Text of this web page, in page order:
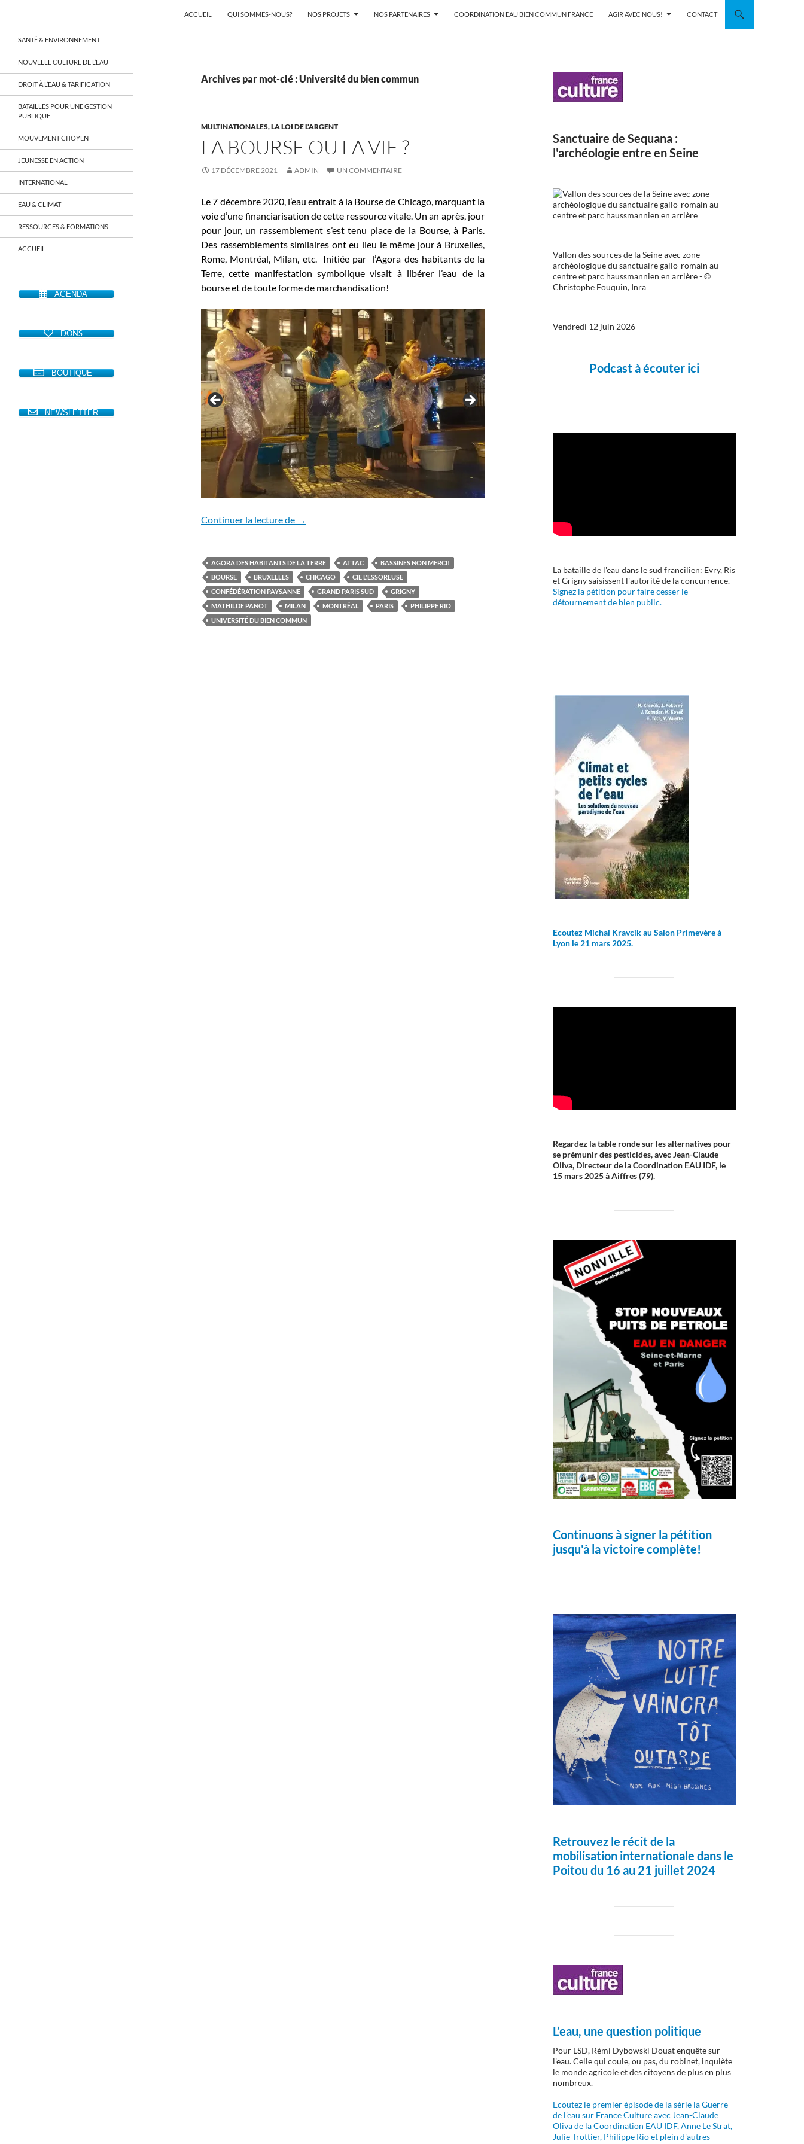
Aller
au
contenu
ACCUEIL QUI SOMMES-NOUS? NOS PROJETS NOS PARTENAIRES COORDINATION EAU BIEN COMMUN FRANCE AGIR AVEC NOUS! CONTACT
Archives par mot-clé : Université du bien commun
MULTINATIONALES, LA LOI DE L'ARGENT
LA BOURSE OU LA VIE ?
17 DÉCEMBRE 2021 ADMIN UN COMMENTAIRE
Le 7 décembre 2020, l’eau entrait à la Bourse de Chicago, marquant la
voie d’une financiarisation de cette ressource vitale. Un an après, jour
pour jour, un rassemblement s’est tenu place de la Bourse, à Paris.
Des rassemblements similaires ont eu lieu le même jour à Bruxelles,
Rome, Montréal, Milan, etc. Initiée par l’Agora des habitants de la
Terre, cette manifestation symbolique visait à libérer l’eau de la
bourse et de toute forme de marchandisation!
Continuer la lecture de La Bourse ou la vie ?
→
AGORA DES HABITANTS DE LA TERRE ATTAC
BASSINES NON MERCI!
BOURSE
BRUXELLES CHICAGO
CIE L'ESSOREUSE
CONFÉDÉRATION PAYSANNE
GRAND PARIS SUD
GRIGNY
MATHILDE PANOT
MILAN MONTRÉAL PARIS
PHILIPPE RIO
UNIVERSITÉ DU BIEN COMMUN
Sanctuaire de Sequana :
l'archéologie entre en Seine
Vallon des sources de la Seine avec zone
archéologique du sanctuaire gallo-romain au
centre et parc haussmannien en arrière - ©
Christophe Fouquin, Inra
Vendredi 12 juin 2026
Podcast à écouter ici
La bataille de l'eau dans le sud francilien: Evry, Ris
et Grigny saisissent l'autorité de la concurrence.
Signez la pétition pour faire cesser le
détournement de bien public.
Ecoutez Michal Kravcik au Salon Primevère à
Lyon le 21 mars 2025.
Regardez la table ronde sur les alternatives pour
se prémunir des pesticides, avec Jean-Claude
Oliva, Directeur de la Coordination EAU IDF, le
15 mars 2025 à Aiffres (79).
Continuons à signer la pétition
jusqu'à la victoire complète!
Retrouvez le récit de la
mobilisation internationale dans le
Poitou du 16 au 21 juillet 2024
L’eau, une question politique
Pour LSD, Rémi Dybowski Douat enquête sur
l’eau. Celle qui coule, ou pas, du robinet, inquiète
le monde agricole et des citoyens de plus en plus
nombreux.
Ecoutez le premier épisode de la série la Guerre
de l'eau sur France Culture avec Jean-Claude
Oliva de la Coordination EAU IDF, Anne Le Strat,
Julie Trottier, Philippe Rio et plein d'autres
un réseau qui réunit citoyens et
associations autour de la ressource
territoire français, sur tous les
économique, juridique, de la santé,
culturel…
SANTÉ & ENVIRONNEMENT
NOUVELLE CULTURE DE L’EAU
DROIT À L’EAU & TARIFICATION
BATAILLES POUR UNE GESTION
PUBLIQUE
MOUVEMENT CITOYEN
JEUNESSE EN ACTION
INTERNATIONAL
EAU & CLIMAT
RESSOURCES & FORMATIONS
ACCUEIL
AGENDA
DONS
BOUTIQUE
NEWSLETTER